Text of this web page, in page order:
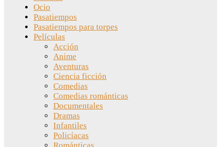
Ocio
Pasatiempos
Pasatiempos para torpes
Películas
Acción
Anime
Aventuras
Ciencia ficción
Comedias
Comedias románticas
Documentales
Dramas
Infantiles
Policíacas